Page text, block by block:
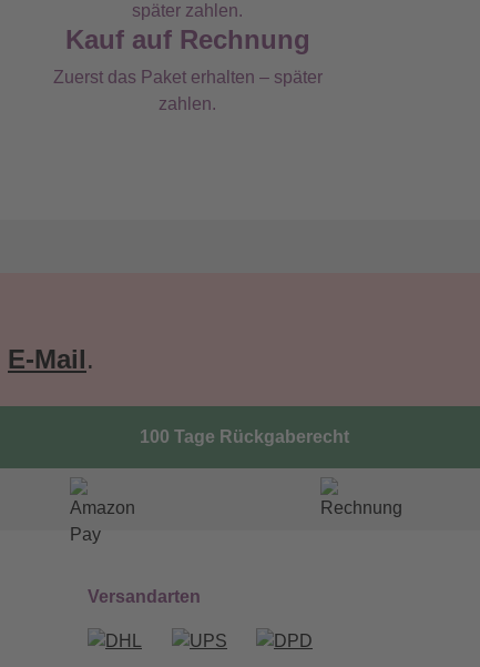
Kauf auf Rechnung
Zuerst das Paket erhalten – später
zahlen.
E-Mail.
100 Tage Rückgaberecht
Versandarten